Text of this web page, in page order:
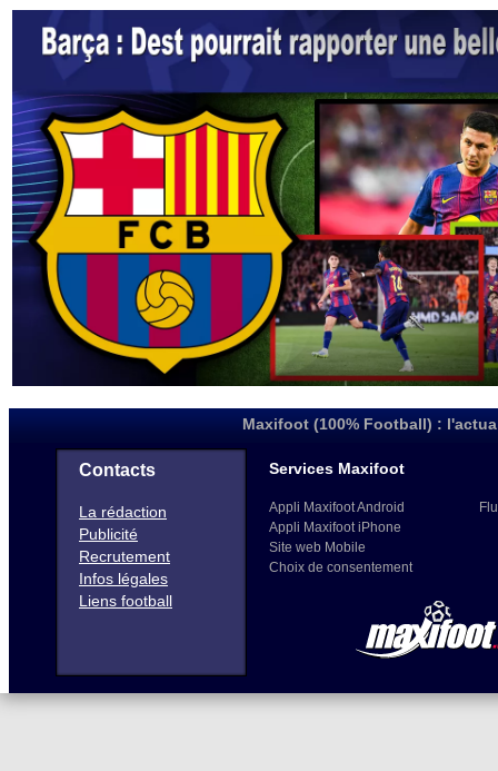
Maxifoot (100% Football) :
Contacts
La rédaction
Publicité
Recrutement
Infos légales
Liens football
Services Maxifoot
Appli Maxifoot Android
Appli Maxifoot iPhone
Site web Mobile
Choix de consentement